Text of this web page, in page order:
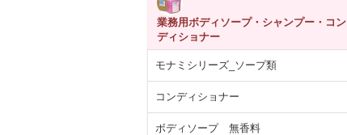
業務用ボディソープ・シャンプー・コン
ディショナー
モナミシリーズ_ソープ類
コンディショナー
ボディソープ 無香料